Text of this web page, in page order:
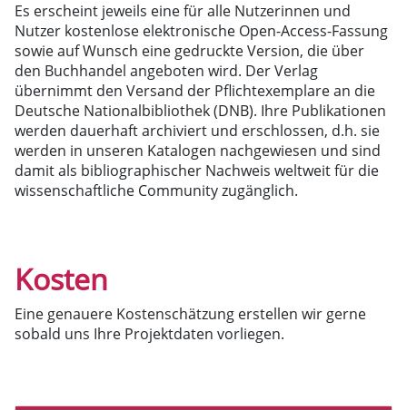
Es erscheint jeweils eine für alle Nutzerinnen und
Nutzer kostenlose elektronische Open-Access-Fassung
sowie auf Wunsch eine gedruckte Version, die über
den Buchhandel angeboten wird. Der Verlag
übernimmt den Versand der Pflichtexemplare an die
Deutsche Nationalbibliothek (DNB). Ihre Publikationen
werden dauerhaft archiviert und erschlossen, d.h. sie
werden in unseren Katalogen nachgewiesen und sind
damit als bibliographischer Nachweis weltweit für die
wissenschaftliche Community zugänglich.
Kosten
Eine genauere Kostenschätzung erstellen wir gerne
sobald uns Ihre Projektdaten vorliegen.